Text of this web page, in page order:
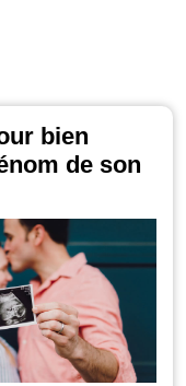
bien
de son